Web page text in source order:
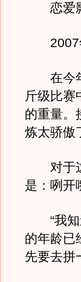
恋爱影
2007年
在今年
斤级比赛
的重量
炼太骄傲
对于这
是：咧开
“我知
的年龄已
先要去拼